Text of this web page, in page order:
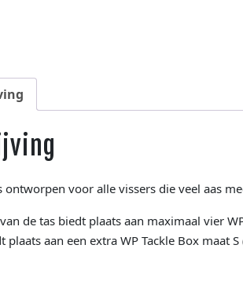
ontworpen voor alle vissers die veel aas
de tas biedt plaats aan maximaal vier
plaats aan een extra WP Tackle Box